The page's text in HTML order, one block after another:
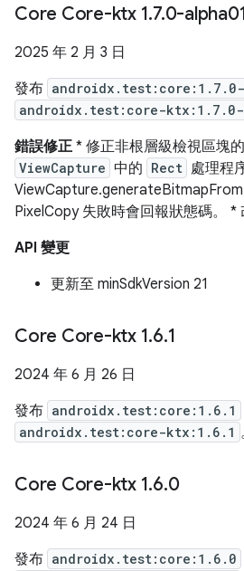
Core Core-ktx 1.7.0-
2025 年 2 月 3 日
發布 androidx.test:core:1.7.0-
androidx.test:core-ktx:1.7.0-
錯誤修正 * 修正非根層級檢視區塊
ViewCapture 中的 Rect 處理程
PixelCopy 失敗時會回報狀態碼。 *
API 變更
更新至 minSdkVersion 21
Core Core-ktx 1.6.1
2024 年 6 月 26 日
發布 androidx.test:core:1.6.1
androidx.test:core-ktx:1.6.1
Core Core-ktx 1.6.0
2024 年 6 月 24 日
發布 androidx.test:core:1.6.0